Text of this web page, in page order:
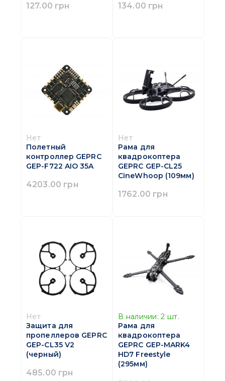
127.00 грн 134.00 грн
Нет
Полетный
контроллер GEPRC
GEP-F722 AIO 35A
4203.00 грн
Нет
Рама для
квадрокоптера
GEPRC GEP-CL25
CineWhoop (109мм)
1762.00 грн
Нет
Защита для
пропеллеров GEPRC
GEP-CL35 V2
(черный)
485.00 грн
В наличии: 2 шт.
Рама для
квадрокоптера
GEPRC GEP-MARK4
HD7 Freestyle
(295мм)